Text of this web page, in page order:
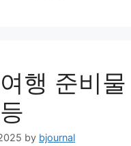
행 준비
by bjournal